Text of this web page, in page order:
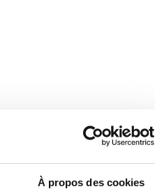
À propos des cookies